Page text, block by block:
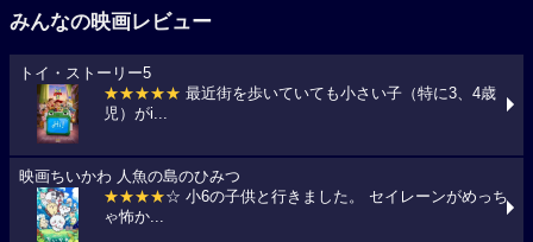
みんなの映画レビュー
トイ・ストーリー5
★★★★★ 最近街を歩いていても小さい子（特に3、4歳
児）がi...
映画ちいかわ 人魚の島のひみつ
★★★★☆ 小6の子供と行きました。 セイレーンがめっち
ゃ怖か...